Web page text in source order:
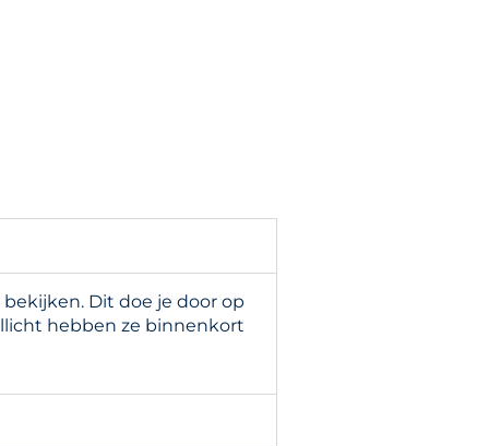
Dit doe je door op
hebben ze binnenkort